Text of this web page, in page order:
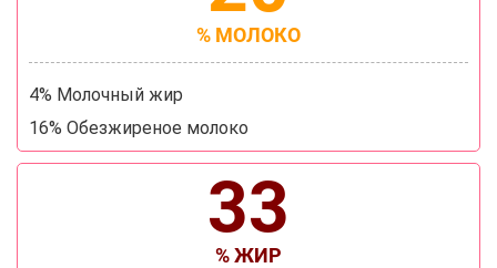
% МОЛОКО
4% Молочный жир
16% Обезжиреное молоко
33
% ЖИР